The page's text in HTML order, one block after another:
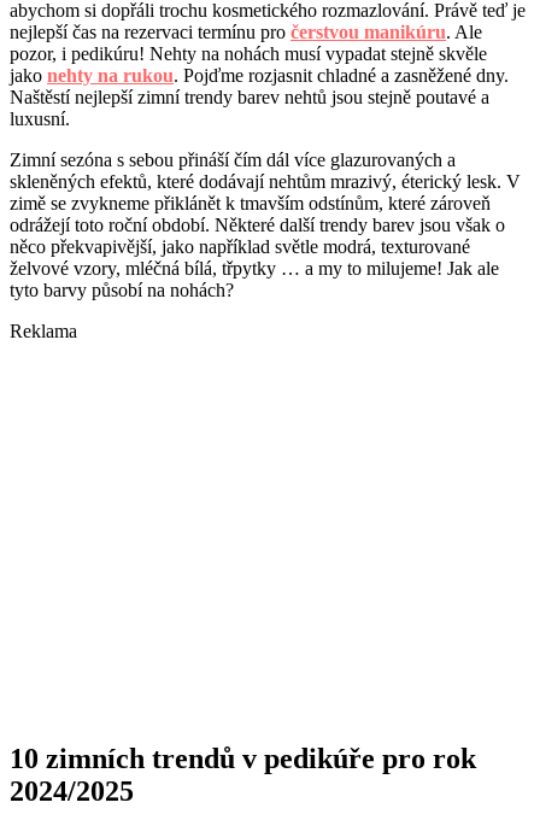
abychom si dopřáli trochu kosmetického rozmazlování. Právě teď je
nejlepší čas na rezervaci termínu pro čerstvou manikúru. Ale
pozor, i pedikúru! Nehty na nohách musí vypadat stejně skvěle
jako nehty na rukou. Pojďme rozjasnit chladné a zasněžené dny.
Naštěstí nejlepší zimní trendy barev nehtů jsou stejně poutavé a
luxusní.
Zimní sezóna s sebou přináší čím dál více glazurovaných a
skleněných efektů, které dodávají nehtům mrazivý, éterický lesk. V
zimě se zvykneme přiklánět k tmavším odstínům, které zároveň
odrážejí toto roční období. Některé další trendy barev jsou však o
něco překvapivější, jako například světle modrá, texturované
želvové vzory, mléčná bílá, třpytky … a my to milujeme! Jak ale
tyto barvy působí na nohách?
Reklama
10 zimních trendů v pedikúře pro rok
2024/2025